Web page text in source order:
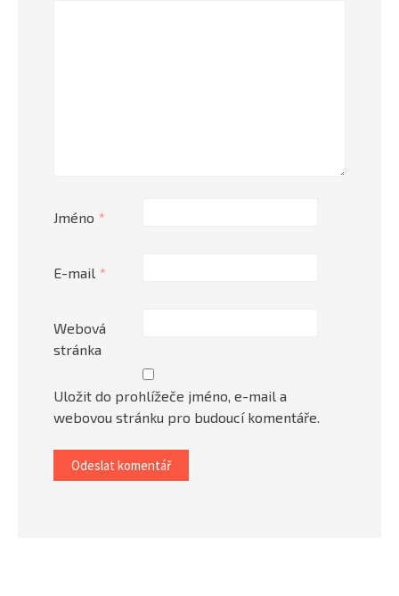
Jméno *
E-mail *
Webová
stránka
Uložit do prohlížeče jméno, e-mail a
webovou stránku pro budoucí komentáře.